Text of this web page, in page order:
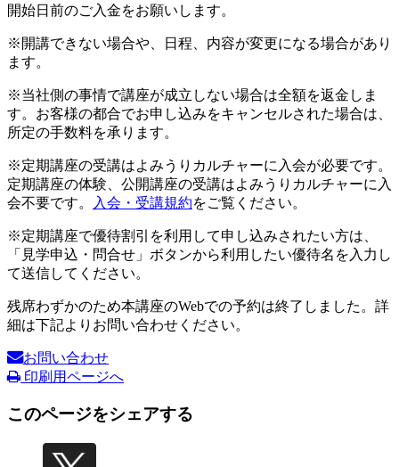
開始日前のご入金をお願いします。
※開講できない場合や、日程、内容が変更になる場合があり
ます。
※当社側の事情で講座が成立しない場合は全額を返金しま
す。お客様の都合でお申し込みをキャンセルされた場合は、
所定の手数料を承ります。
※定期講座の受講はよみうりカルチャーに入会が必要です。
定期講座の体験、公開講座の受講はよみうりカルチャーに入
会不要です。
入会・受講規約をご覧ください。
※定期講座で優待割引を利用して申し込みされたい方は、
「見学申込・問合せ」ボタンから利用したい優待名を入力し
て送信してください。
残席わずかのため本講座のWebでの予約は終了しました。詳
細は下記よりお問い合わせください。
お問い合わせ
印刷用ページへ
このページをシェアする